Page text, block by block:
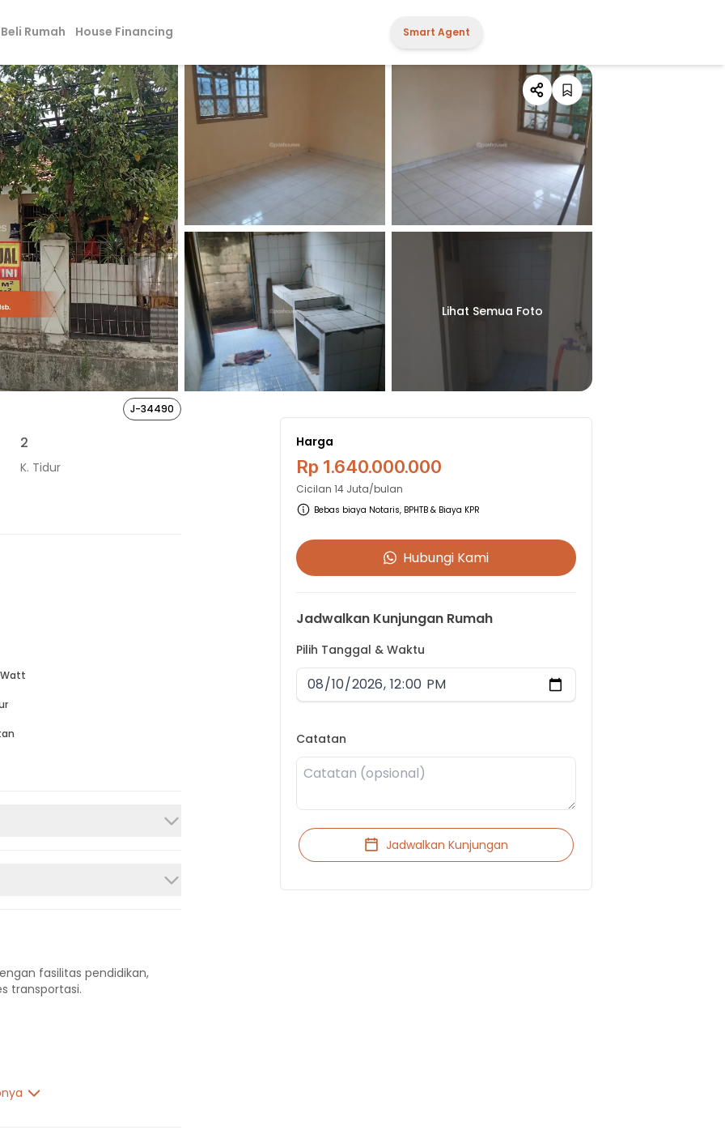
Beli Rumah House Financing Smart Agent
Lihat Semua Foto
J-34490
2
K. Tidur
Watt
fasilitas pendidikan,
transportasi.
Harga
Rp 1.640.000.000
Cicilan14 Juta/bulan
Bebas biaya Notaris, BPHTB & Biaya KPR
Hubungi Kami
Jadwalkan Kunjungan Rumah
Pilih Tanggal & Waktu
Catatan
Jadwalkan Kunjungan